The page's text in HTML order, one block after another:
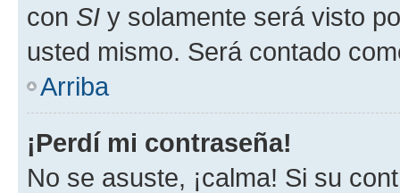
con SI y solamente será visto
usted mismo. Será contado
Arriba
¡Perdí mi contraseña!
No se asuste, ¡calma! Si su